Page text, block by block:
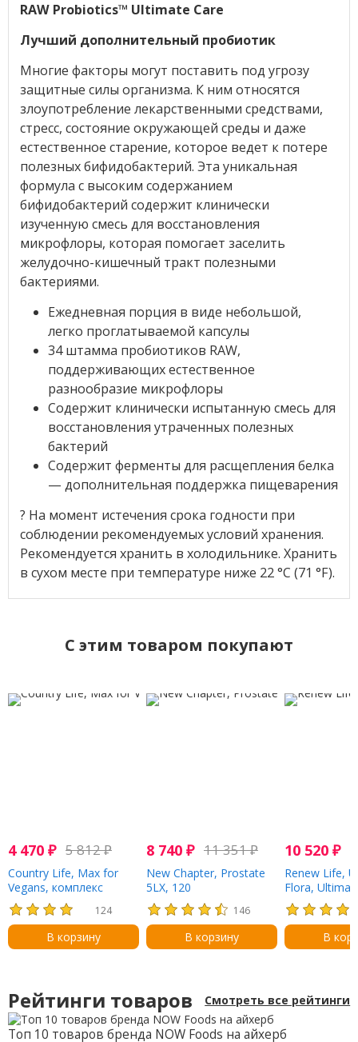
RAW Probiotics™ Ultimate Care
Лучший дополнительный пробиотик
Многие факторы могут поставить под угрозу
защитные силы организма. К ним относятся
злоупотребление лекарственными средствами,
стресс, состояние окружающей среды и даже
естественное старение, которое ведет к потере
полезных бифидобактерий. Эта уникальная
формула с высоким содержанием
бифидобактерий содержит клинически
изученную смесь для восстановления
микрофлоры, которая помогает заселить
желудочно-кишечный тракт полезными
бактериями.
Ежедневная порция в виде небольшой,
легко проглатываемой капсулы
34 штамма пробиотиков RAW,
поддерживающих естественное
разнообразие микрофлоры
Содержит клинически испытанную смесь для
восстановления утраченных полезных
бактерий
Содержит ферменты для расщепления белка
— дополнительная поддержка пищеварения
? На момент истечения срока годности при
соблюдении рекомендуемых условий хранения.
Рекомендуется хранить в холодильнике. Хранить
в сухом месте при температуре ниже 22 °C (71 °F).
C этим товаром покупают
4 470 ₽ 5 812₽
Country Life, Max for
Vegans, комплекс
мультивитаминов и
минералов, 120
веганских капсул
124
В корзину
8 740 ₽ 11 351₽
New Chapter, Prostate
5LX, 120
вегетарианских капсул
146
В корзину
10 520 ₽
Renew Life,
Flora,
пробиотик с
повышенной
действия,
живых
В
Рейтинги товаров Смотреть все рейтинги
Топ 10 товаров бренда NOW Foods на айхерб